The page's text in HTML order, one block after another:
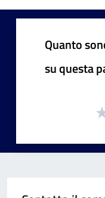
Quanto
su questa